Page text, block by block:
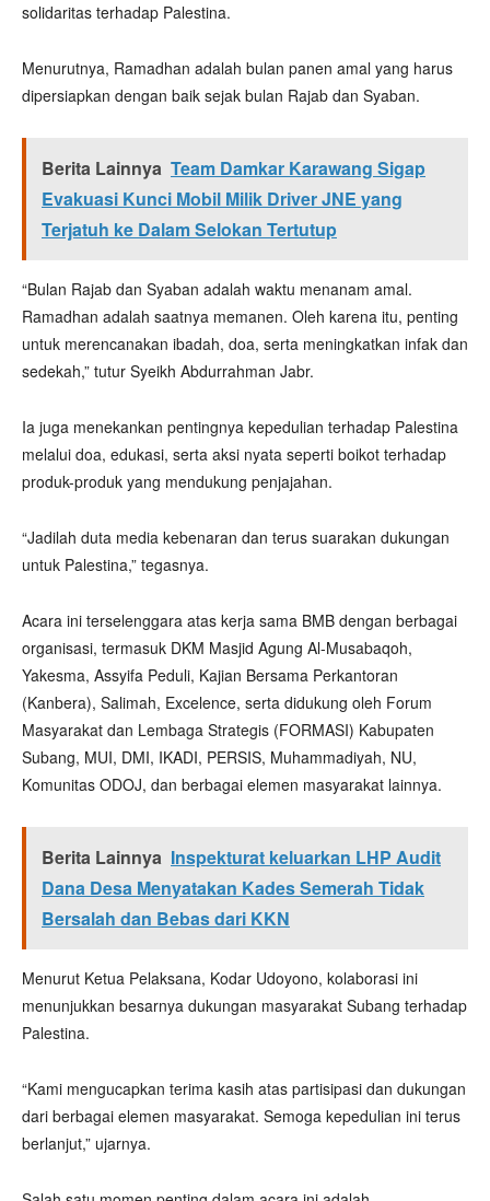
solidaritas terhadap Palestina.
Menurutnya, Ramadhan adalah bulan panen amal yang harus
dipersiapkan dengan baik sejak bulan Rajab dan Syaban.
Berita Lainnya Team Damkar Karawang Sigap
Evakuasi Kunci Mobil Milik Driver JNE yang
Terjatuh ke Dalam Selokan Tertutup
“Bulan Rajab dan Syaban adalah waktu menanam amal.
Ramadhan adalah saatnya memanen. Oleh karena itu, penting
untuk merencanakan ibadah, doa, serta meningkatkan infak dan
sedekah,” tutur Syeikh Abdurrahman Jabr.
Ia juga menekankan pentingnya kepedulian terhadap Palestina
melalui doa, edukasi, serta aksi nyata seperti boikot terhadap
produk-produk yang mendukung penjajahan.
“Jadilah duta media kebenaran dan terus suarakan dukungan
untuk Palestina,” tegasnya.
Acara ini terselenggara atas kerja sama BMB dengan berbagai
organisasi, termasuk DKM Masjid Agung Al-Musabaqoh,
Yakesma, Assyifa Peduli, Kajian Bersama Perkantoran
(Kanbera), Salimah, Excelence, serta didukung oleh Forum
Masyarakat dan Lembaga Strategis (FORMASI) Kabupaten
Subang, MUI, DMI, IKADI, PERSIS, Muhammadiyah, NU,
Komunitas ODOJ, dan berbagai elemen masyarakat lainnya.
Berita Lainnya Inspekturat keluarkan LHP Audit
Dana Desa Menyatakan Kades Semerah Tidak
Bersalah dan Bebas dari KKN
Menurut Ketua Pelaksana, Kodar Udoyono, kolaborasi ini
menunjukkan besarnya dukungan masyarakat Subang terhadap
Palestina.
“Kami mengucapkan terima kasih atas partisipasi dan dukungan
dari berbagai elemen masyarakat. Semoga kepedulian ini terus
berlanjut,” ujarnya.